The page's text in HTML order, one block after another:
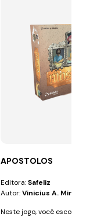
APOSTOLOS
Editora:Safeliz
Autor:Vinicius A. Miranda
Neste jogo, você